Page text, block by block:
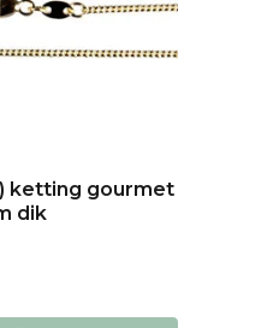
ketting gourmet
dik